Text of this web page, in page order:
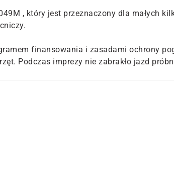
, który jest przeznaczony dla małych
finansowania i zasadami ochrony
Podczas imprezy nie zabrakło jazd